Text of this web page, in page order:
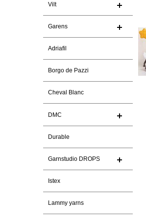
Vilt
Garens
Adriafil
Borgo de Pazzi
Cheval Blanc
DMC
Durable
Garnstudio DROPS
Istex
Lammy yarns
Magnolia Ranch